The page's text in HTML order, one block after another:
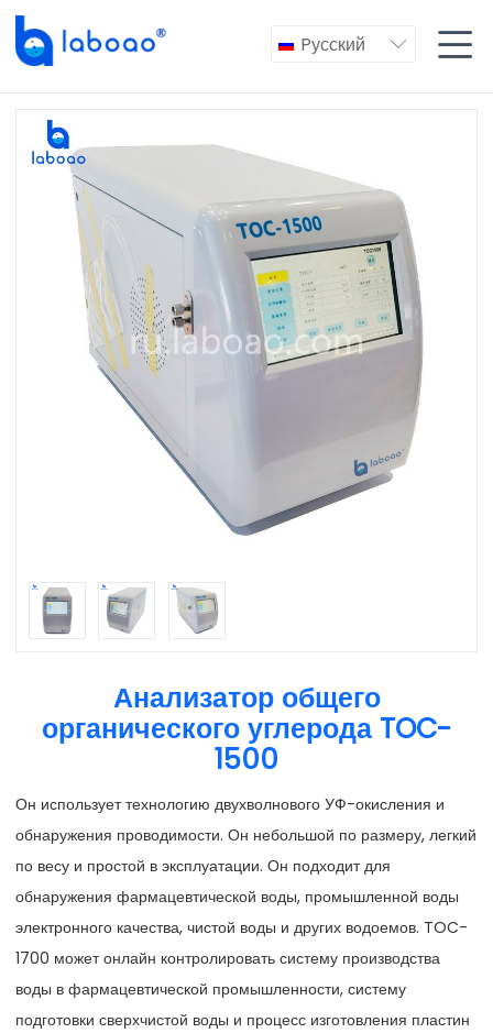
Pусский  
Анализатор общего
органического углерода TOC-
1500
Он использует технологию двухволнового УФ-окисления и
обнаружения проводимости. Он небольшой по размеру, легкий
по весу и простой в эксплуатации. Он подходит для
обнаружения фармацевтической воды, промышленной воды
электронного качества, чистой воды и других водоемов. TOC-
1700 может онлайн контролировать систему производства
воды в фармацевтической промышленности, систему
подготовки сверхчистой воды и процесс изготовления пластин